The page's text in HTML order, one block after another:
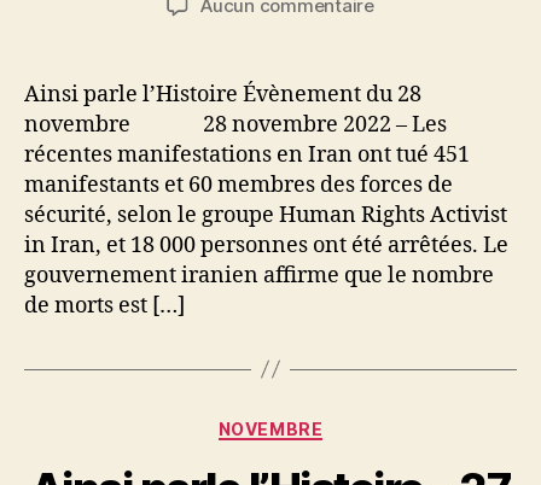
Aucun commentaire
l’Histoire
28
novembre
Ainsi parle l’Histoire Évènement du 28
novembre 28 novembre 2022 – Les
récentes manifestations en Iran ont tué 451
manifestants et 60 membres des forces de
sécurité, selon le groupe Human Rights Activist
in Iran, et 18 000 personnes ont été arrêtées. Le
gouvernement iranien affirme que le nombre
de morts est […]
Catégories
NOVEMBRE